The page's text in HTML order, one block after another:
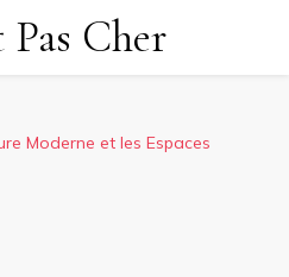
Cher
Moderne et les Espaces